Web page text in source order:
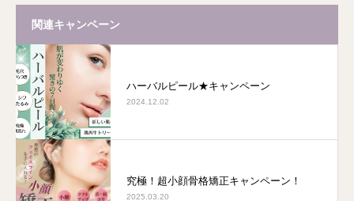
関連キャンペーン
ハーバルピール★キャンペーン
2024.12.02
究極！超小顔骨格矯正キャンペーン！
2025.03.20